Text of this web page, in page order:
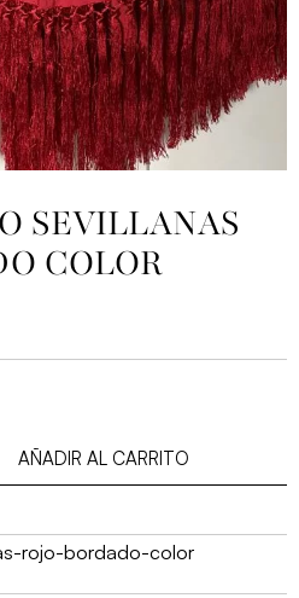
SEVILLANAS
COLOR
AÑADIR AL CARRITO
rojo-bordado-color